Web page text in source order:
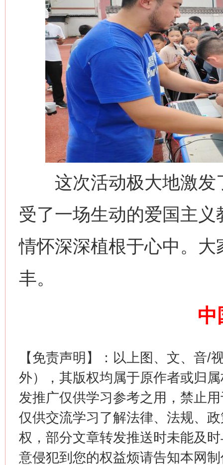
这次活动极大地激发
受了一场生动的爱国主义
情怀深深植根于心中。
丰。
中
【免责声明】：以上图、文、音/
外），其版权均属于原作者或归
发推广仅供学习参考之用，禁止
仅供交流学习了解法律、法规、
权，部分文章转发推送时未能及
意侵犯到您的权益烦请告知本网
在谋一域中谋全局
今
习近平的博鳌关键词
“刷贴”乱象丛生
生